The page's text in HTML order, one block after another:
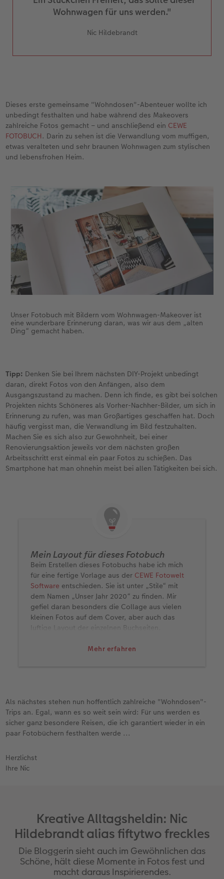
Wohnwagen für uns werden."
Nic Hildebrandt
Dieses erste gemeinsame "Wohndosen"-Abenteuer wollte ich
unbedingt festhalten und habe während des Makeovers
zahlreiche Fotos gemacht – und anschließend ein CEWE
FOTOBUCH . Darin zu sehen ist die Verwandlung vom muffigen,
etwas veralteten und sehr braunen Wohnwagen zum stylischen
und lebensfrohen Heim.
Unser Fotobuch mit Bildern vom Wohnwagen-Makeover ist
eine wunderbare Erinnerung daran, was wir aus dem „alten
Ding“ gemacht haben.
Tipp: Denken Sie bei Ihrem nächsten DIY-Projekt unbedingt
daran, direkt Fotos von den Anfängen, also dem
Ausgangszustand zu machen. Denn ich finde, es gibt bei solchen
Projekten nichts Schöneres als Vorher-Nachher-Bilder, um sich in
Erinnerung zu rufen, was man Großartiges geschaffen hat. Doch
häufig vergisst man, die Verwandlung im Bild festzuhalten.
Machen Sie es sich also zur Gewohnheit, bei einer
Renovierungsaktion jeweils vor dem nächsten großen
Arbeitsschritt erst einmal ein paar Fotos zu schießen. Das
Smartphone hat man ohnehin meist bei allen Tätigkeiten bei sich.
Mehr erfahren
Mein Layout für dieses Fotobuch
Beim Erstellen dieses Fotobuchs habe ich mich
für eine fertige Vorlage aus der CEWE Fotowelt
Software entschieden. Sie ist unter „Stile“ mit
dem Namen „Unser Jahr 2020“ zu finden. Mir
gefiel daran besonders die Collage aus vielen
kleinen Fotos auf dem Cover, aber auch das
luftige Layout der einzelnen Buchseiten.
der Qualität "Premium matt". Den Titel „Die
Noch ein Extratipp für Ihre Gestaltung: Denken
Sie daran, dass Sie über die CEWE Fotowelt
Software Zugriff auf ALLE Schriftarten haben, die
Passendes dabei.
Als nächstes stehen nun hoffentlich zahlreiche "Wohndosen"-
Trips an. Egal, wann es so weit sein wird: Für uns werden es
sicher ganz besondere Reisen, die ich garantiert wieder in ein
paar Fotobüchern festhalten werde ...
Herzlichst
Ihre Nic
Kreative Alltagsheldin: Nic
Hildebrandt alias fiftytwo freckles
Die Bloggerin sieht auch im Gewöhnlichen das
Schöne, hält diese Momente in Fotos fest und
macht daraus Inspirierendes.